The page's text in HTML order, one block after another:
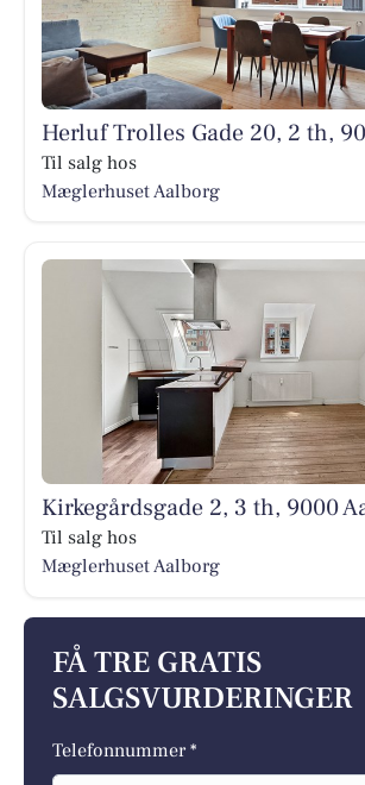
Herluf Trolles Gade 20, 2 th,
Til salg hos
Mæglerhuset Aalborg
Kirkegårdsgade 2, 3 th, 9000
Til salg hos
Mæglerhuset Aalborg
FÅ TRE GRATIS
SALGSVURDERINGER
Telefonnummer *